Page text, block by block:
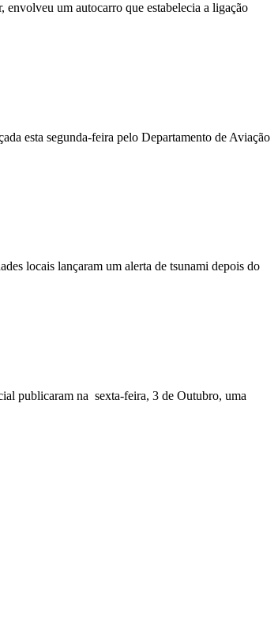
envolveu um autocarro que estabelecia a ligação
esta segunda-feira pelo Departamento de Aviação
locais lançaram um alerta de tsunami depois do
publicaram na sexta-feira, 3 de Outubro, uma